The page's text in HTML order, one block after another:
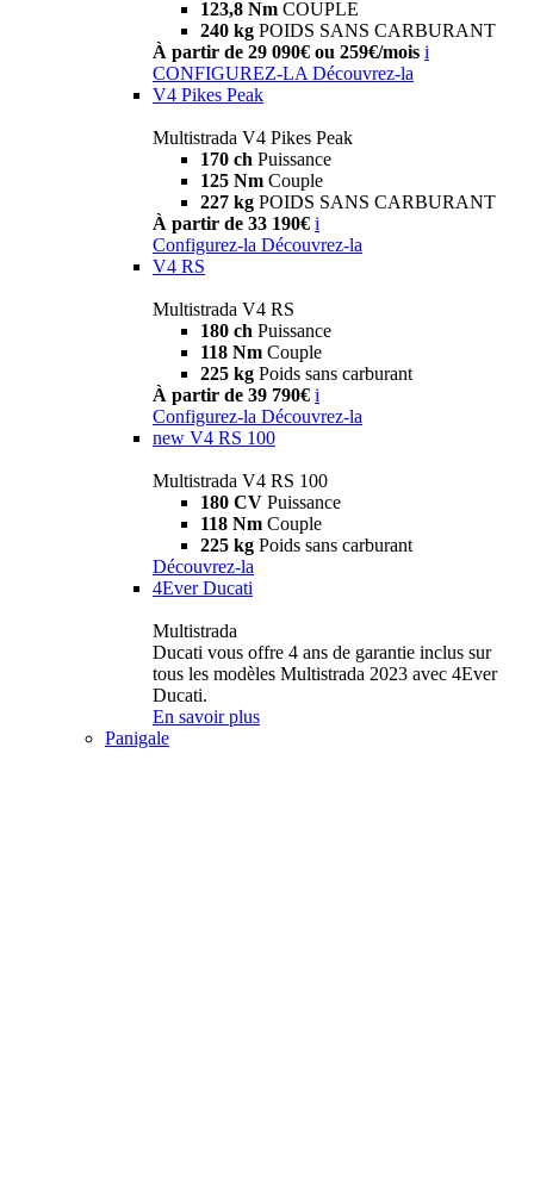
123,8 Nm COUPLE
240 kg POIDS SANS CARBURANT
À partir de 29 090€ ou 259€/mois i
CONFIGUREZ-LA Découvrez-la
V4 Pikes Peak
Multistrada V4 Pikes Peak
170 ch Puissance
125 Nm Couple
227 kg POIDS SANS CARBURANT
À partir de 33 190€ i
Configurez-la Découvrez-la
V4 RS
Multistrada V4 RS
180 ch Puissance
118 Nm Couple
225 kg Poids sans carburant
À partir de 39 790€ i
Configurez-la Découvrez-la
new V4 RS 100
Multistrada V4 RS 100
180 CV Puissance
118 Nm Couple
225 kg Poids sans carburant
Découvrez-la
4Ever Ducati
Multistrada
Ducati vous offre 4 ans de garantie inclus sur
tous les modèles Multistrada 2023 avec 4Ever
Ducati.
En savoir plus
Panigale